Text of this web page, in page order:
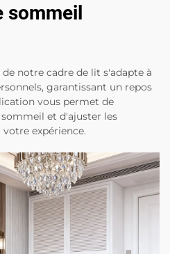
sommeil
notre cadre de lit s'adapte à
garantissant un repos
vous permet de
et d'ajuster les
expérience.